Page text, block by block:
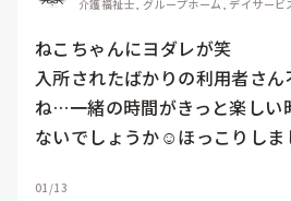
介護福祉士, グループホーム, デイサービ
ねこちゃんにヨダレが笑
入所されたばかりの利用者さ
ね…一緒の時間がきっと楽しい
ないでしょうか☺️ほっこりしま
01/13